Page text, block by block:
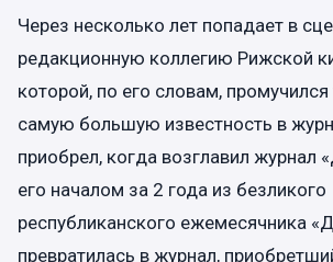
Через несколько лет попадает в
редакционную коллегию Рижской
которой, по его словам, промучился
самую большую известность в
приобрел, когда возглавил журнал
его началом за 2 года из безликого
республиканского ежемесячника
превратилась в журнал,